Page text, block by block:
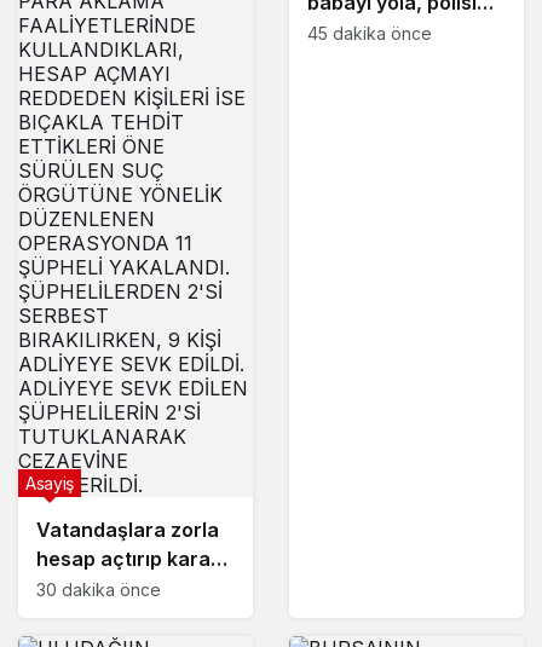
Vatandaşlara zorla
hesap açtırıp kara
para aklayan
Asayiş
30 dakika önce
sokağa döktü
45 dakika önce